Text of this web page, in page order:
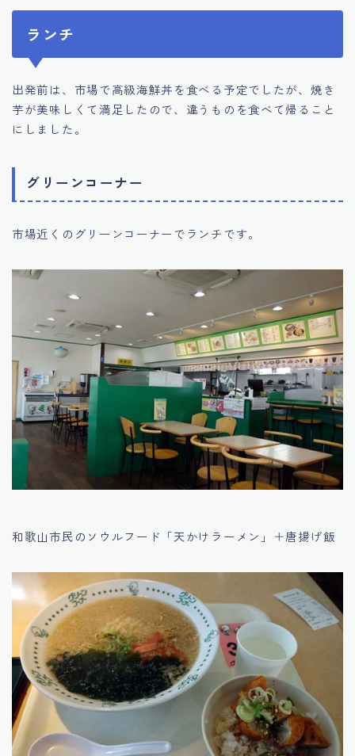
ランチ
出発前は、市場で高級海鮮丼を食べる予定でしたが、焼き
芋が美味しくて満足したので、違うものを食べて帰ること
にしました。
グリーンコーナー
市場近くのグリーンコーナーでランチです。
和歌山市民のソウルフード「天かけラーメン」＋唐揚げ飯